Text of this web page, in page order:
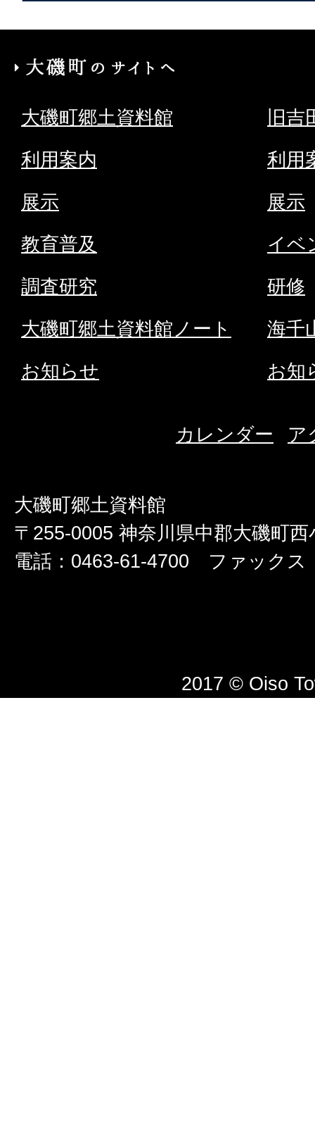
大
町
の
イ
ト
大磯町郷土資料館
利用案内
展示
教育普及
調査研究
大磯町郷土資料館ノート
お知らせ
旧吉
利用
展示
イベ
研修
海千
お知
カレンダー ア
大磯町郷土資料館
〒255-0005 神奈川県中郡大磯町西
電話：0463-61-4700 ファックス
2017 © Oiso